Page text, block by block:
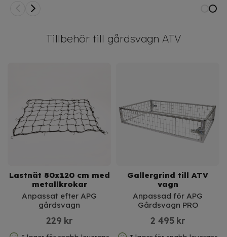
Tillbehör till gårdsvagn ATV
Lastnät 80x120 cm med
metallkrokar
Anpassat efter APG
gårdsvagn
229 kr
Gallergrind till ATV
vagn
Anpassad för APG
Gårdsvagn PRO
2 495 kr